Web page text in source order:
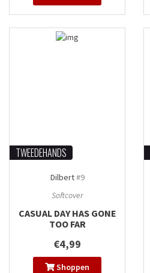
TWEEDEHANDS
Dilbert#9
Softcover
CASUAL DAY HAS GONE
TOO FAR
€4,99
Shoppen